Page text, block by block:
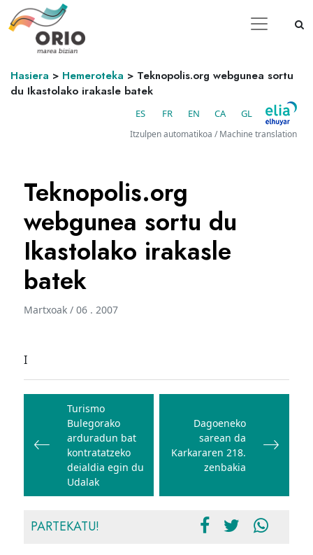
Hasiera > Hemeroteka > Teknopolis.org webgunea sortu
du Ikastolako irakasle batek
ES FR EN CA GL
Itzulpen automatikoa / Machine translation
Teknopolis.org
webgunea sortu du
Ikastolako irakasle
batek
Martxoak / 06 . 2007
I
Bidalketetan
zehar
nabigatu
Turismo
Bulegorako
arduradun bat
kontratatzeko
deialdia egin du
Udalak
Dagoeneko
sarean da
Karkararen 218.
zenbakia
PARTEKATU!